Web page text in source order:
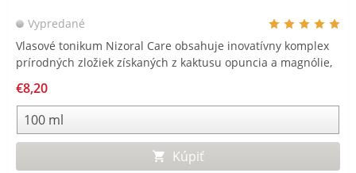
Vypredané
Vlasové tonikum Nizoral Care obsahuje inovatívny komplex
prírodných zložiek získaných z kaktusu opuncia a magnólie,
€8,20
Kúpiť